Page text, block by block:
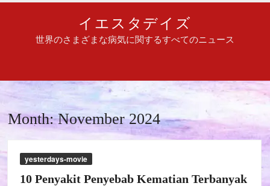
イエスタデイズ
世界のさまざまな病気に関するすべてのニュース
Month:November 2024
yesterdays-movie
10 Penyakit Penyebab Kematian Terbanyak